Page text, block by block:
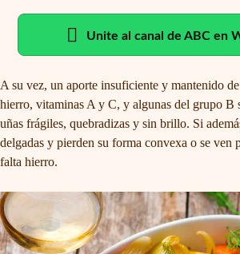
Unite al canal de ABC en
A su vez, un aporte insuficiente y mantenido
hierro, vitaminas A y C, y algunas del grupo B
uñas frágiles, quebradizas y sin brillo. Si
delgadas y pierden su forma convexa o se ven
falta hierro.